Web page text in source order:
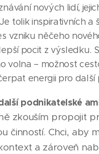
nových lidí,
tolik inspirativních a
vzniku něčeho
pocit z výsledku.
volna – možnost
energii pro další
podnikatelské
zkouším propojit
činností. Chci, aby
a zároveň